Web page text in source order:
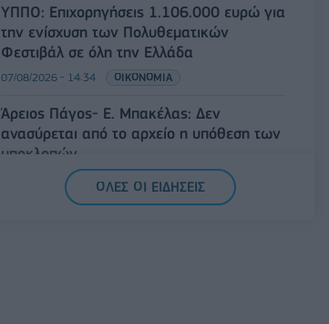
ΥΠΠΟ: Επιχορηγήσεις 1.106.000 ευρώ για
την ενίσχυση των Πολυθεματικών
Φεστιβάλ σε όλη την Ελλάδα
07/08/2026 - 14:34 ΟΙΚΟΝΟΜΙΑ
Άρειος Πάγος- Ε. Μπακέλας: Δεν
ανασύρεται από το αρχείο η υπόθεση των
υποκλοπών
07/08/2026 - 14:11
ΟΛΕΣ ΟΙ ΕΙΔΗΣΕΙΣ